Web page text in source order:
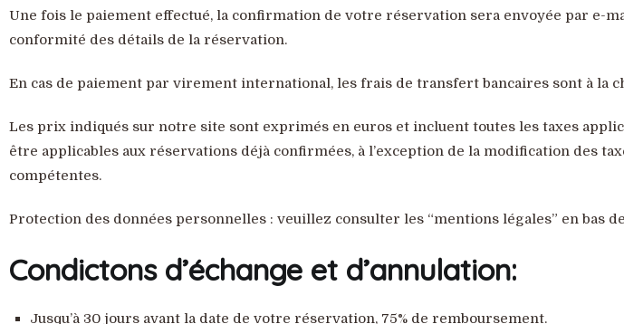
Une fois le paiement effectué, la confirmation de votre réservation sera envoyée par e-
conformité des détails de la réservation.
En cas de paiement par virement international, les frais de transfert bancaires sont à la
Les prix indiqués sur notre site sont exprimés en euros et incluent toutes les taxes
être applicables aux réservations déjà confirmées, à l’exception de la modification des
compétentes.
Protection des données personnelles : veuillez consulter les “mentions légales” en bas
Condictons d’échange et d’annulation:
Jusqu’à 30 jours avant la date de votre réservation, 75% de remboursement.